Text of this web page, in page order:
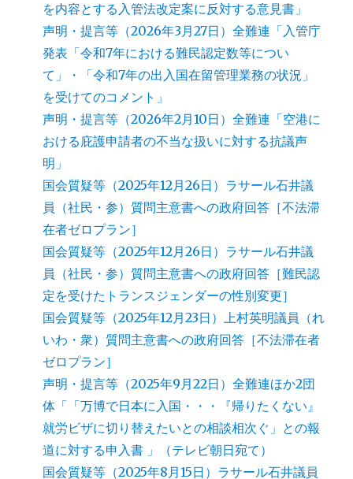
を内容とする入管法改定案に反対する意見書」
声明・提言等（2026年3月27日）全難連「入管庁
発表「令和7年における難民認定数等につい
て」・「令和7年の出入国在留管理業務の状況」
を受けてのコメント」
声明・提言等（2026年2月10日）全難連「空港に
おける庇護申請者の不当な扱いに対する抗議声
明」
国会質疑等（2025年12月26日）ラサール石井議
員（社民・参）質問主意書への政府回答［不法滞
在者ゼロプラン］
国会質疑等（2025年12月26日）ラサール石井議
員（社民・参）質問主意書への政府回答［難民認
定を受けたトランスジェンダーの性別変更］
国会質疑等（2025年12月23日）上村英明議員（れ
いわ・衆）質問主意書への政府回答［不法滞在者
ゼロプラン］
声明・提言等（2025年9月22日）全難連ほか2団
体「「万博で日本に入国・・・『帰りたくない』
就労ビザに切り替えたいとの相談相次ぐ」との報
道に対する申入書 」（テレビ朝日宛て）
国会質疑等（2025年8月15日）ラサール石井議員